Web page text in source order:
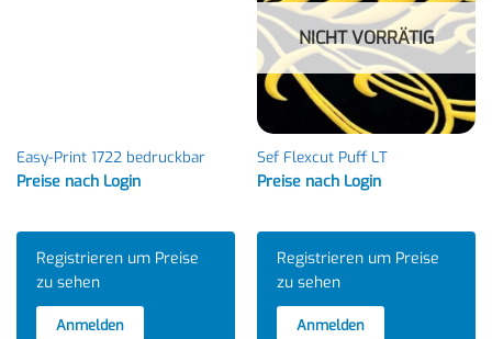
Easy-Print 1722 bedruckbar
Preise nach Login
Registrieren um Preise
zu sehen
Anmelden
NICHT VORRÄTIG
Sef Flexcut Puff LT
Preise nach Login
Registrieren um Preise
zu sehen
Anmelden